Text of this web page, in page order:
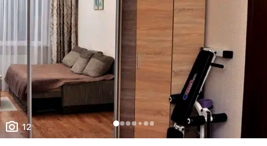
12
Оголошення неактуальне
Неправильні фото
Неправильне відео
Неправильна адреса
Я - власник об'єкту
Це мій ексклюзив
Прикріпити файл
Максимум 10 Мб на одне фото, формат: jpeg/
Надіслати
ким із рієлторів вашого агентства їх закріпити.
Зареєструйте рієлторів АН на
RIELTOR.UA
привʼяжіть їхні акаунти до акаунту АН, щоб:
бачити сукупну статистику та витрати
оголошенням ваших рієлторів,
поповнювати баланс вашим рієлторам,
бачити в кабінеті всі оголошення,
вашими рієлторами,
оголошення рієлторів були брендовані
вашого АН